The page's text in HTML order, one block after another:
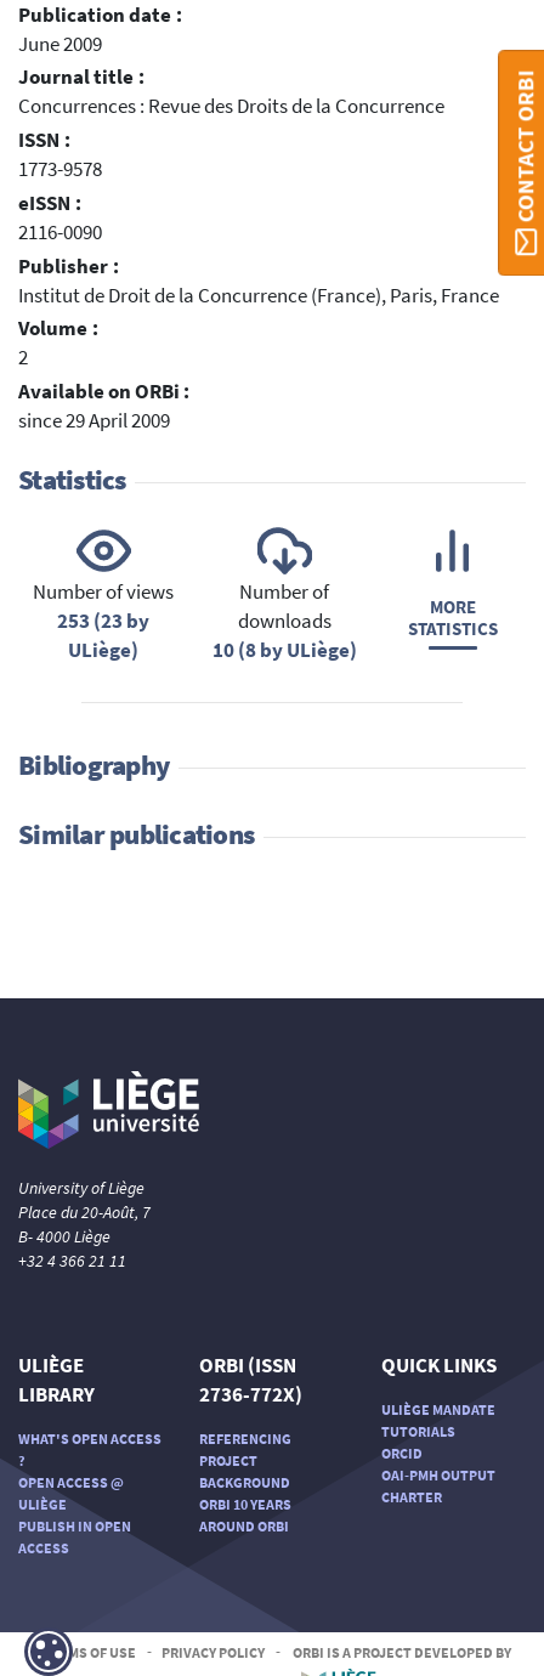
Publication date :
June 2009
Journal title :
Concurrences : Revue des Droits de la Concurrence
ISSN :
1773-9578
eISSN :
2116-0090
Publisher :
Institut de Droit de la Concurrence (France), Paris, France
Volume :
2
Available on ORBi :
since 29 April 2009
Statistics
Number of views
253 (23 by
ULiège)
Number of
downloads
10 (8 by ULiège)
MORE
STATISTICS
Bibliography
Similar publications
CONTACT ORBI
University of Liège
Place du 20-Août, 7
B- 4000 Liège
+32 4 366 21 11
ULIÈGE
LIBRARY
WHAT'S OPEN ACCESS
?
OPEN ACCESS @
ULIÈGE
PUBLISH IN OPEN
ACCESS
ORBI (ISSN
2736-772X)
REFERENCING
PROJECT
BACKGROUND
ORBI 10 YEARS
AROUND ORBI
QUICK LINKS
ULIÈGE MANDATE
TUTORIALS
ORCID
OAI-PMH OUTPUT
CHARTER
TERMS OF USE - PRIVACY POLICY -
ORBI IS A PROJECT DEVELOPED BY